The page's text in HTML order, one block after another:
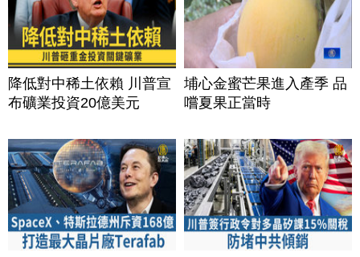
降低對中稀土依賴 川普宣
布礦業投資20億美元
埔心金蜜芒果進入產季 品
嚐夏果正當時